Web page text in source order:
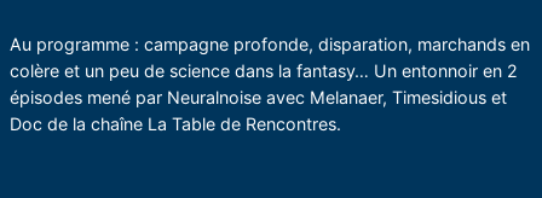
Au programme : campagne profonde, disparation, marchands en
colère et un peu de science dans la fantasy… Un entonnoir en 2
épisodes mené par Neuralnoise avec Melanaer, Timesidious et
Doc de la chaîne La Table de Rencontres.